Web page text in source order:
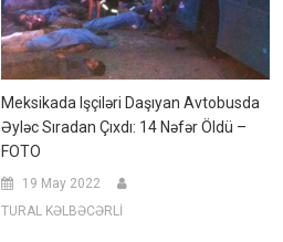
Meksikada Işçiləri Daşıyan Avtobusda
Əyləc Sıradan Çıxdı: 14 Nəfər Öldü –
FOTO
19 May 2022
TURAL KƏLBƏCƏRLİ